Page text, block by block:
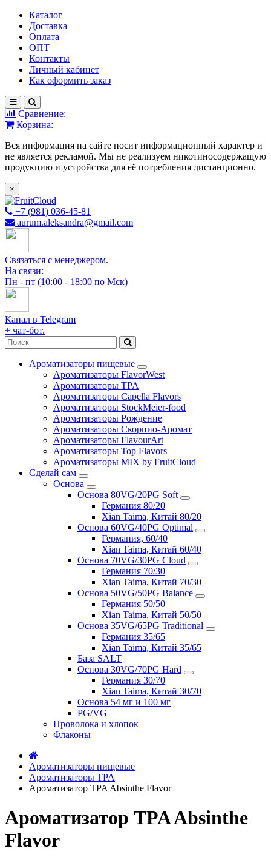
Каталог
Доставка
Оплата
ОПТ
Контакты
Личный кабинет
Как оформить заказ
Сравнение:
Корзина:
Вся информация на сайте носит информационный характер и
не является рекламой. Мы не реализуем никотиносодержащую
продукцию и устройства для её потребления дистанционно.
×
+7 (981) 036-45-81
aurum.aleksandra@gmail.com
Связаться с менеджером.
На связи:
Пн - пт (10:00 - 18:00 по Мск)
Канал в Telegram
+ чат-бот.
Ароматизаторы пищевые
Ароматизаторы FlavorWest
Ароматизаторы TPA
Ароматизаторы Capella Flavors
Ароматизаторы StockMeier-food
Ароматизаторы Рождение
Ароматизаторы Скорпио-Аромат
Ароматизаторы FlavourArt
Ароматизаторы Top Flavors
Ароматизаторы MIX by FruitCloud
Сделай сам
Основа
Основа 80VG/20PG Soft
Германия 80/20
Xian Taima, Китай 80/20
Основа 60VG/40PG Optimal
Германия, 60/40
Xian Taima, Китай 60/40
Основа 70VG/30PG Cloud
Германия 70/30
Xian Taima, Китай 70/30
Основа 50VG/50PG Balance
Германия 50/50
Xian Taima, Китай 50/50
Основа 35VG/65PG Traditional
Германия 35/65
Xian Taima, Китай 35/65
База SALT
Основа 30VG/70PG Hard
Германия 30/70
Xian Taima, Китай 30/70
Основа 54 мг и 100 мг
PG/VG
Проволока и хлопок
Флаконы
Ароматизаторы пищевые
Ароматизаторы TPA
Ароматизатор TPA Absinthe Flavor
Ароматизатор TPA Absinthe
Flavor